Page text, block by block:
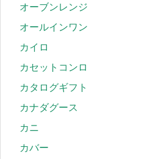
オーブンレンジ
オールインワン
カイロ
カセットコンロ
カタログギフト
カナダグース
カニ
カバー